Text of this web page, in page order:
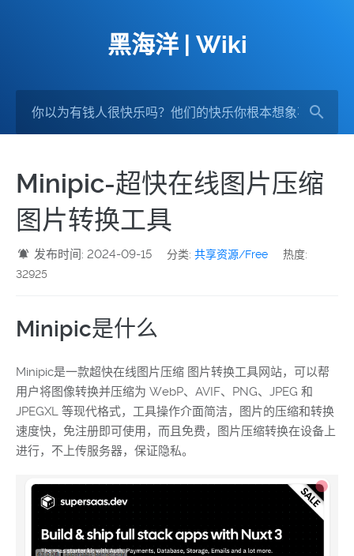
黑海洋 | Wiki
Minipic-超快在线图片压缩
图片转换工具
发布时间: 2024-09-15 分类:共享资源/Free
热度:
32925
Minipic是什么
Minipic是一款超快在线图片压缩 图片转换工具网站，可以帮
用户将图像转换并压缩为 WebP、AVIF、PNG、JPEG 和
JPEGXL 等现代格式，工具操作介面简洁，图片的压缩和转换
速度快，免注册即可使用，而且免费，图片压缩转换在设备上
进行，不上传服务器，保证隐私。